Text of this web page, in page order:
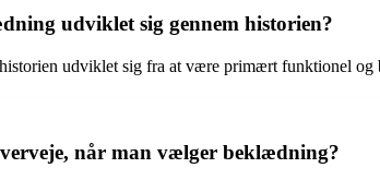
udviklet sig gennem historien?
udviklet sig fra at være primært funktionel og
når man vælger beklædning?